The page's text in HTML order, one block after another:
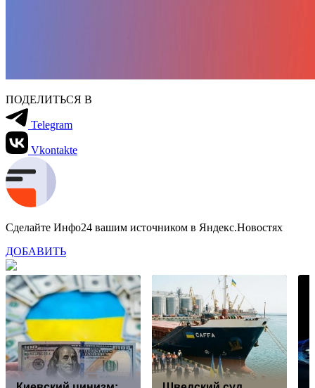
ПОДЕЛИТЬСЯ В
Telegram
Vkontakte
Сделайте Инфо24 вашим источником в Яндекс.Новостях
ДОБАВИТЬ